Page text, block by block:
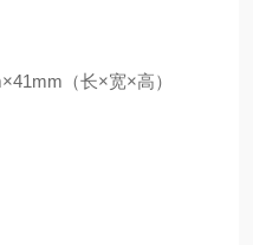
（长×宽×高）